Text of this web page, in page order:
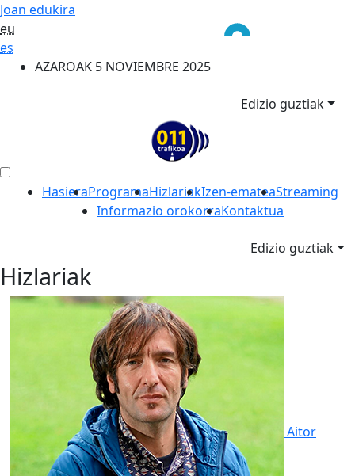
Joan edukira
eu
es
AZAROAK 5 NOVIEMBRE 2025
Edizio guztiak
HasieraProgramaHizlariakIzen-emateaStreaming
Informazio orokorraKontaktua
Edizio guztiak
Hizlariak
Aitor